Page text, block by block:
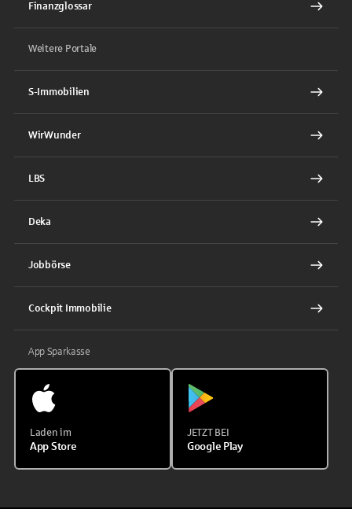
Finanzglossar
Weitere Portale
S-Immobilien
WirWunder
LBS
Deka
Jobbörse
Cockpit Immobilie
App Sparkasse
Laden im
App Store
JETZT BEI
Google Play